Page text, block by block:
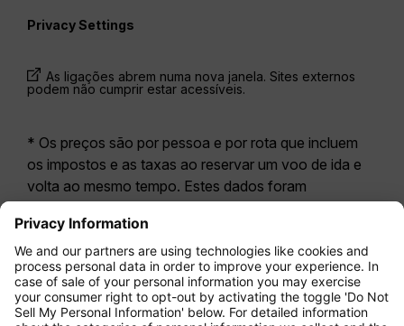
Privacy Settings
As ligações abrem numa nova janela. Sites externos
podem não cumprir estar acessíveis.
* Os preços são por pessoa e por rota que incluem
os impostos e as taxas ao reservar um voo de ida e
volta ao mesmo tempo. Estes dados foram
estar atualizados. As tarifas apresentadas para a
Economy Class correspondem geralmente à
Economy Zero, a nossa opção tarifária mais restritiva.
Poderão aplicar-se taxas adicionais parabagagem
registadaou outros serviços opcionais. Aplicam-se